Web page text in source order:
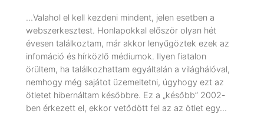
…Valahol el kell kezdeni mindent, jelen esetben a
webszerkesztest. Honlapokkal először olyan hét
évesen találkoztam, már akkor lenyűgöztek ezek az
infomáció és hírközlő médiumok. Ilyen fiatalon
örültem, ha találkozhattam egyáltalán a világhálóval,
nemhogy még sajátot üzemeltetni, úgyhogy ezt az
ötletet hibernáltam későbbre. Ez a „később” 2002-
ben érkezett el, ekkor vetődött fel az az ötlet egy…